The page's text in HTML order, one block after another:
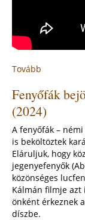
Tovább
(2024)
Fenyőfák
(2024)
A fenyőfák –
is beköltöztek
Eláruljuk, hogy
jegenyefenyők
közönséges
Kálmán filmje azt
önként érkeznek
díszbe.